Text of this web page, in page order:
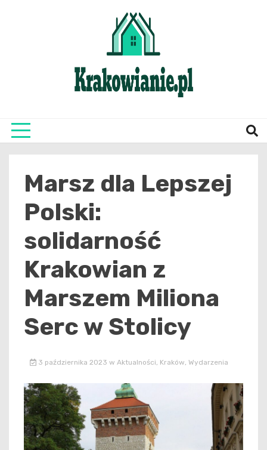
Marsz dla Lepszej
Polski:
solidarność
Krakowian z
Marszem Miliona
Serc w Stolicy
3 października 2023 w Aktualności, Kraków, Wydarzenia